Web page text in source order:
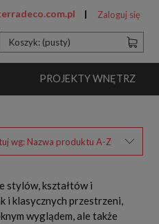
Zaloguj się
Koszyk: (pusty)
PROJEKTY WNĘTRZ
wg: Nazwa produktu A-Z
stylów, kształtów i
i klasycznych przestrzeni,
wyglądem, ale także